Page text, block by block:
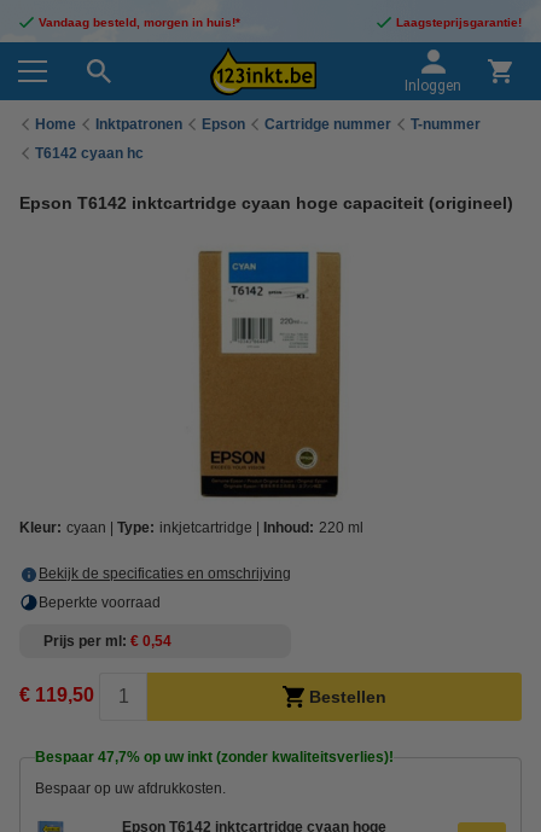
Vandaag besteld, morgen in huis!* Laagsteprijsgarantie!
Inloggen
Home Inktpatronen Epson Cartridge nummer
T-nummer
T6142 cyaan hc
Epson T6142 inktcartridge cyaan hoge capaciteit (origineel)
Kleur: cyaan Type: inkjetcartridge Inhoud: 220 ml
Bekijk de specificaties en omschrijving
Beperkte voorraad
Prijs per ml € 0,54
€ 119,50 Bestellen
Bespaar 47,7% op uw inkt (zonder kwaliteitsverlies)!
Bespaar op uw afdrukkosten.
Epson T6142 inktcartridge cyaan hoge